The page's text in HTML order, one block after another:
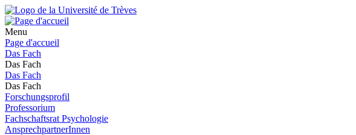
Menu
Page d'accueil
Das Fach
Das Fach
Das Fach
Das Fach
Forschungsprofil
Professorium
Fachschaftsrat Psychologie
AnsprechpartnerInnen